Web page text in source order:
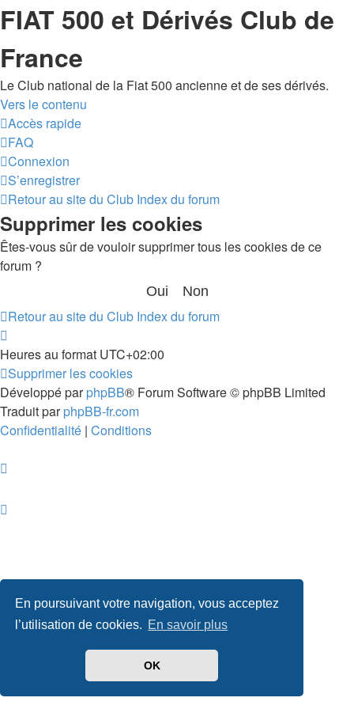
En poursuivant votre navigation, vous acceptez
l’utilisation de cookies. En savoir plus
OK
FIAT 500 et Dérivés Club de
France
Le Club national de la Fiat 500 ancienne et de ses dérivés.
Vers le contenu
Accès rapide
FAQ
Connexion
S’enregistrer
Retour au site du Club Index du forum
Supprimer les cookies
Êtes-vous sûr de vouloir supprimer tous les cookies de ce
forum ?
Retour au site du Club Index du forum
Heures au format UTC+02:00
Supprimer les cookies
Développé parphpBB® Forum Software © phpBB Limited
Traduit parphpBB-fr.com
Confidentialité | Conditions